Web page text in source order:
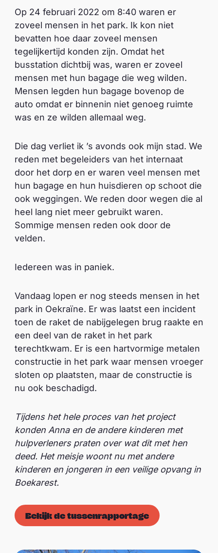
Op 24 februari 2022 om 8:40 waren er
zoveel mensen in het park. Ik kon niet
bevatten hoe daar zoveel mensen
tegelijkertijd konden zijn. Omdat het
busstation dichtbij was, waren er zoveel
mensen met hun bagage die weg wilden.
Mensen legden hun bagage bovenop de
auto omdat er binnenin niet genoeg ruimte
was en ze wilden allemaal weg.
Die dag verliet ik ’s avonds ook mijn stad. We
reden met begeleiders van het internaat
door het dorp en er waren veel mensen met
hun bagage en hun huisdieren op schoot die
ook weggingen. We reden door wegen die al
heel lang niet meer gebruikt waren.
Sommige mensen reden ook door de
velden.
Iedereen was in paniek.
Vandaag lopen er nog steeds mensen in het
park in Oekraïne. Er was laatst een incident
toen de raket de nabijgelegen brug raakte en
een deel van de raket in het park
terechtkwam. Er is een hartvormige metalen
constructie in het park waar mensen vroeger
sloten op plaatsten, maar de constructie is
nu ook beschadigd.
Tijdens het hele proces van het project
konden Anna en de andere kinderen met
hulpverleners praten over wat dit met hen
deed. Het meisje woont nu met andere
kinderen en jongeren in een veilige opvang in
Boekarest.
Bekijk de tussenrapportage